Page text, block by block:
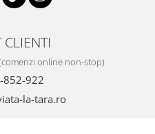
online non-stop)
852-922
la-tara.ro